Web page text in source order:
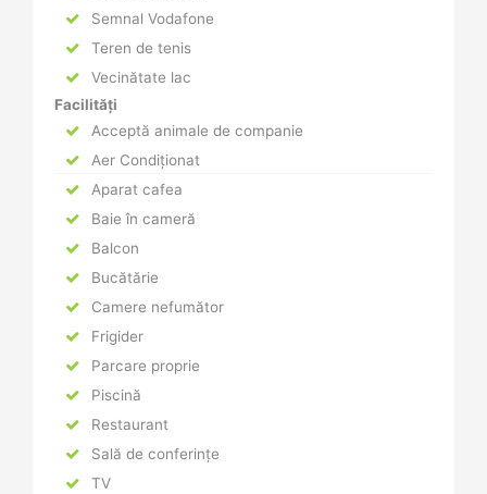
Semnal Vodafone
Teren de tenis
Vecinătate lac
Facilități
Acceptă animale de companie
Aer Condiționat
Aparat cafea
Baie în cameră
Balcon
Bucătărie
Camere nefumător
Frigider
Parcare proprie
Piscină
Restaurant
Sală de conferințe
TV